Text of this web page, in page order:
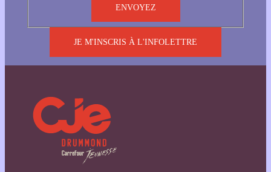
JE M'INSCRIS À L'INFOLETTRE